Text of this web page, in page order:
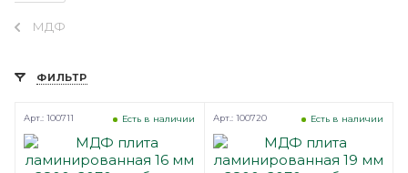
МДФ
ФИЛЬТР
Есть в наличии
Арт.: 100711 Есть в наличии
Арт.: 100720